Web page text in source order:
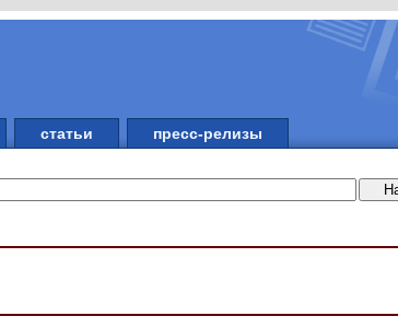
статьи пресс-релизы